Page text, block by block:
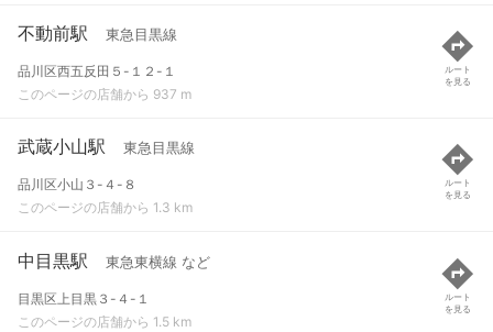
不動前駅 東急目黒線
品川区西五反田５-１２-１
このページの店舗から 937 m
ルート
を見る
武蔵小山駅 東急目黒線
品川区小山３-４-８
このページの店舗から 1.3 km
ルート
を見る
中目黒駅 東急東横線 など
目黒区上目黒３-４-１
このページの店舗から 1.5 km
ルート
を見る